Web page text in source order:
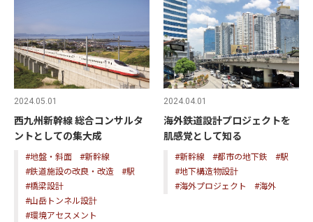
2024.05.01
西九州新幹線 総合コンサルタ
ントとしての集大成
#地盤・斜面
#新幹線
#鉄道施設の改良・改造
#駅
#橋梁設計
#山岳トンネル設計
#環境アセスメント
2024.04.01
海外鉄道設計プロジェクトを
肌感覚として知る
#新幹線 #都市の地下鉄
#駅
#地下構造物設計
#海外プロジェクト
#海外